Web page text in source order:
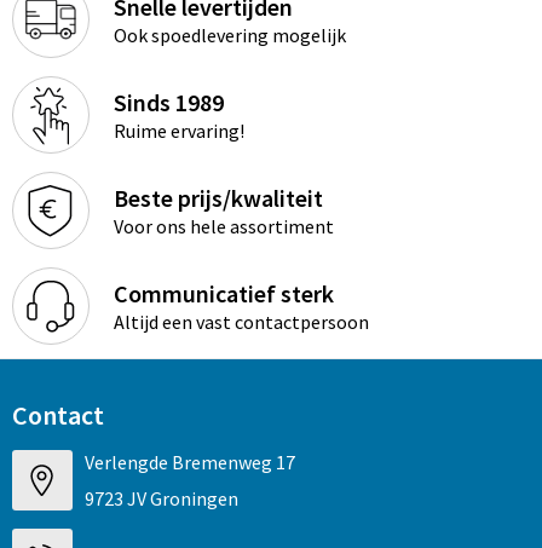
Snelle levertijden
Ook spoedlevering mogelijk
Sinds 1989
Ruime ervaring!
Beste prijs/kwaliteit
Voor ons hele assortiment
Communicatief sterk
Altijd een vast contactpersoon
Contact
Verlengde Bremenweg 17
9723 JV Groningen